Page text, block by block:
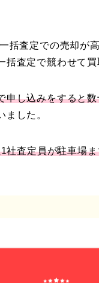
括査定での売却が
括査定で競わせて
申し込みをすると
ました。
社査定員が駐車場